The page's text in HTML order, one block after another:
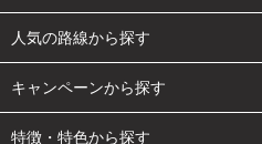
人気の路線から探す
キャンペーンから探す
特徴・特色から探す